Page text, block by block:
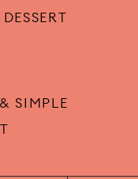
DESSERT
SIMPLE